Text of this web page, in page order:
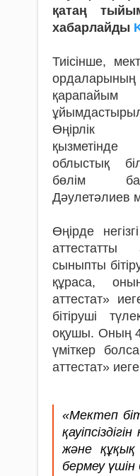
қатаң
хабарлайды
Тиісінше,
Өңірлік
облыстық
бөлім
Дәулетәлиев
Өңірде
сыныпты
құраса,
аттестат»
бітіруші
оқушы. Оның
үміткер
аттестат»
«Мектеп
және
бермеу үшін